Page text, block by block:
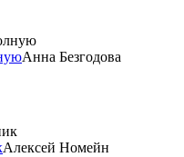
Анна Безгодова
Алексей Номейн